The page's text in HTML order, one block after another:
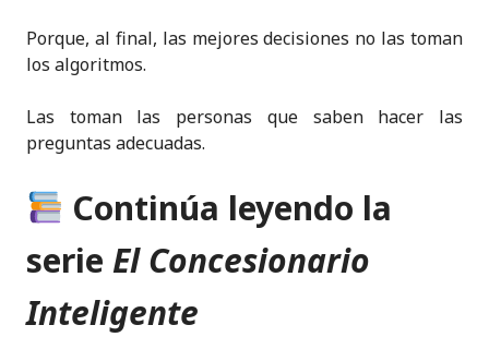
Porque, al final, las mejores decisiones no las toman
los algoritmos.
Las toman las personas que saben hacer las
preguntas adecuadas.
Continúa leyendo la
serie El Concesionario
Inteligente